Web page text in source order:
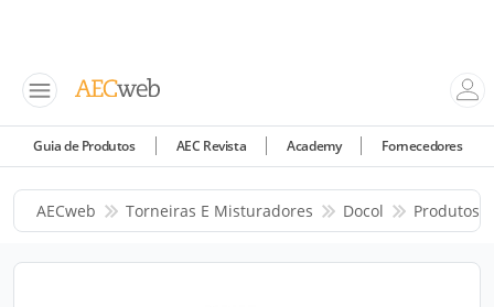
Guia de Produtos AEC Revista Academy Fornecedores
AECweb Torneiras E Misturadores Docol Produtos